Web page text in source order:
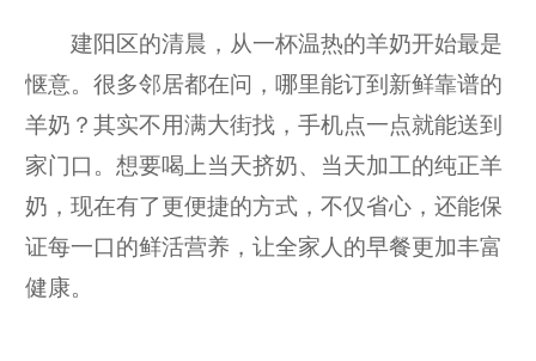
建阳区的清晨，从一杯温热的羊奶开始最是
惬意。很多邻居都在问，哪里能订到新鲜靠谱的
羊奶？其实不用满大街找，手机点一点就能送到
家门口。想要喝上当天挤奶、当天加工的纯正羊
奶，现在有了更便捷的方式，不仅省心，还能保
证每一口的鲜活营养，让全家人的早餐更加丰富
健康。